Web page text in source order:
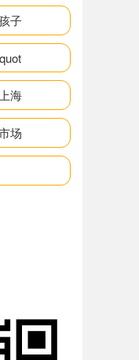
子
quot
上海
场